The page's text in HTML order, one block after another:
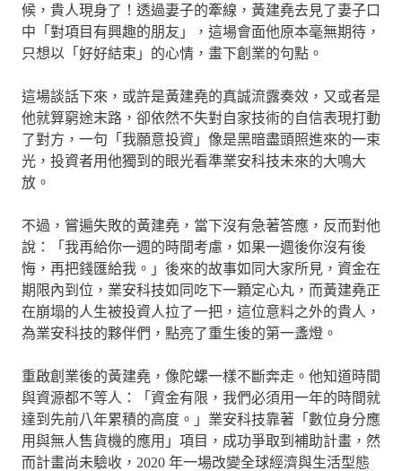
候，貴人現身了！透過妻子的牽線，黃建堯去見了妻子口
中「對項目有興趣的朋友」，這場會面他原本毫無期待，
只想以「好好結束」的心情，畫下創業的句點。
這場談話下來，或許是黃建堯的真誠流露奏效，又或者是
他就算窮途末路，卻依然不失對自家技術的自信表現打動
了對方，一句「我願意投資」像是黑暗盡頭照進來的一束
光，投資者用他獨到的眼光看準業安科技未來的大鳴大
放。
不過，嘗遍失敗的黃建堯，當下沒有急著答應，反而對他
說：「我再給你一週的時間考慮，如果一週後你沒有後
悔，再把錢匯給我。」後來的故事如同大家所見，資金在
期限內到位，業安科技如同吃下一顆定心丸，而黃建堯正
在崩塌的人生被投資人拉了一把，這位意料之外的貴人，
為業安科技的夥伴們，點亮了重生後的第一盞燈。
重啟創業後的黃建堯，像陀螺一樣不斷奔走。他知道時間
與資源都不等人：「資金有限，我們必須用一年的時間就
達到先前八年累積的高度。」業安科技靠著「數位身分應
用與無人售貨機的應用」項目，成功爭取到補助計畫，然
而計畫尚未驗收，2020 年一場改變全球經濟與生活型態